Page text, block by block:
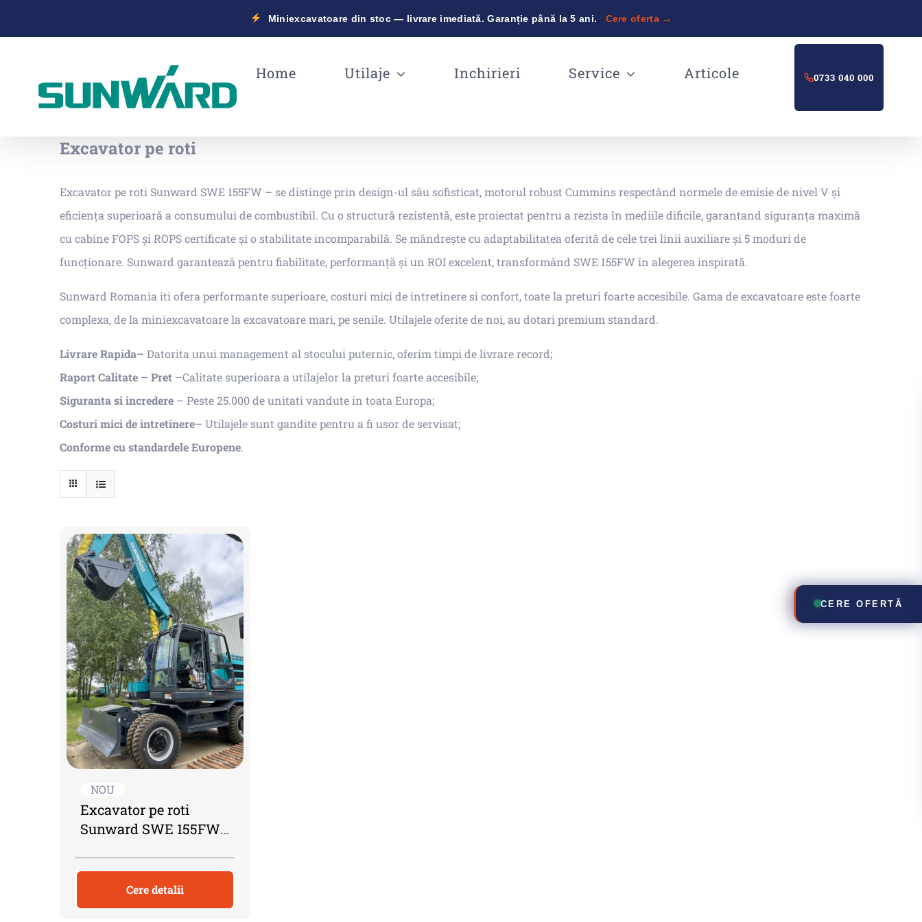
Miniexcavatoare din stoc — livrare imediată. Garanție până la 5 ani. Cere oferta →
content
Home Utilaje Inchirieri Service Articole 0733 040 000
Excavator pe roti
Excavator pe roti Sunward SWE 155FW – se distinge prin design-ul său sofisticat, motorul robust Cummins respectând normele de emisie de nivel V și
eficiența superioară a consumului de combustibil. Cu o structură rezistentă, este proiectat pentru a rezista în mediile dificile, garantand siguranța maximă
cu cabine FOPS și ROPS certificate și o stabilitate incomparabilă. Se mândrește cu adaptabilitatea oferită de cele trei linii auxiliare și 5 moduri de
funcționare. Sunward garantează pentru fiabilitate, performanță și un ROI excelent, transformând SWE 155FW în alegerea inspirată.
Sunward Romania iti ofera performante superioare, costuri mici de intretinere si confort, toate la preturi foarte accesibile. Gama de excavatoare este foarte
complexa, de la miniexcavatoare la excavatoare mari, pe senile. Utilajele oferite de noi, au dotari premium standard.
Livrare Rapida– Datorita unui management al stocului puternic, oferim timpi de livrare record;
Raport Calitate – Pret –Calitate superioara a utilajelor la preturi foarte accesibile;
Siguranta si incredere – Peste 25.000 de unitati vandute in toata Europa;
Costuri mici de intretinere– Utilajele sunt gandite pentru a fi usor de servisat;
Conforme cu standardele Europene.
NOU
Excavator pe roti
Sunward SWE 155FW-
Cere detalii
CERE OFERTĂ